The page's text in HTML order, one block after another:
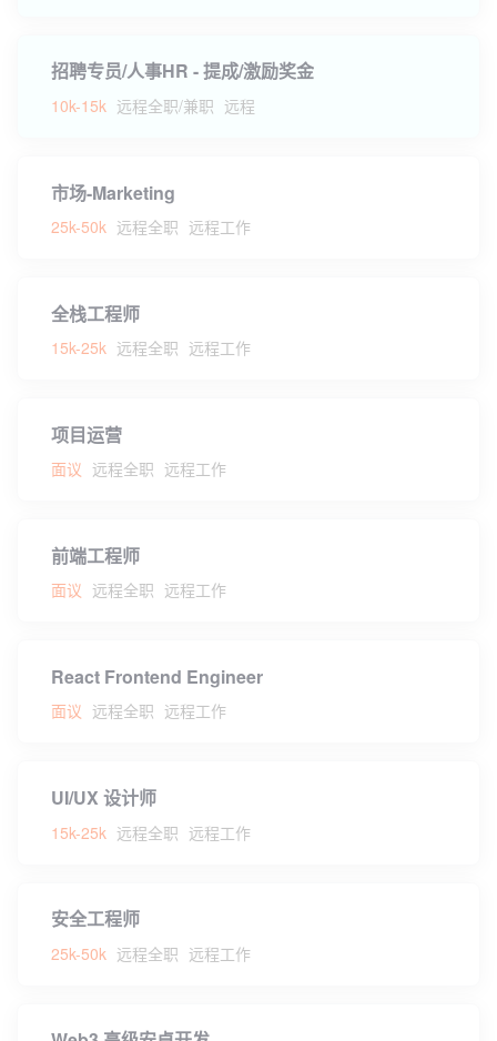
招聘专员/人事HR - 提成/激励奖金
10k-15k 远程全职/兼职 远程
市场-Marketing
25k-50k 远程全职 远程工作
全栈工程师
15k-25k 远程全职 远程工作
项目运营
面议 远程全职 远程工作
前端工程师
面议 远程全职 远程工作
React Frontend Engineer
面议 远程全职 远程工作
UI/UX 设计师
15k-25k 远程全职 远程工作
安全工程师
25k-50k 远程全职 远程工作